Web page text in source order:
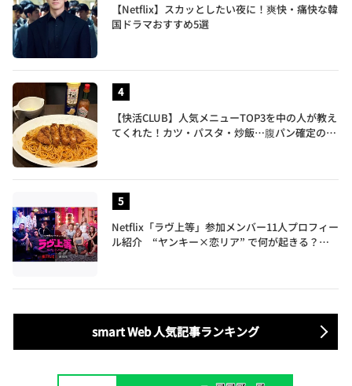
【Netflix】スカッとしたい夜に！爽快・痛快な韓
国ドラマおすすめ5選
【快活CLUB】人気メニューTOP3を中の人が教え
てくれた！カツ・パスタ・炒飯…腹パン確定のガ
Netflix「ラヴ上等」参加メンバー11人プロフィー
ル紹介 “ヤンキー×恋リア” で何が起きる？地
smart Web 人気記事ランキング